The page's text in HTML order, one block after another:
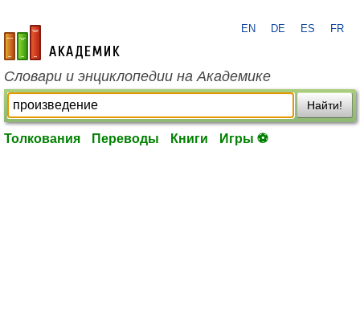
academic.ru
EN DE ES FR
Словари и энциклопедии на Академике
Найти!
Толкования Переводы Книги Игры ⚽